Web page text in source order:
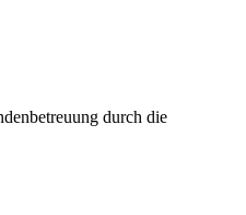
durch die